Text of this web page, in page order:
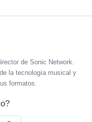
de Sonic Network.
la tecnología musical y
formatos.